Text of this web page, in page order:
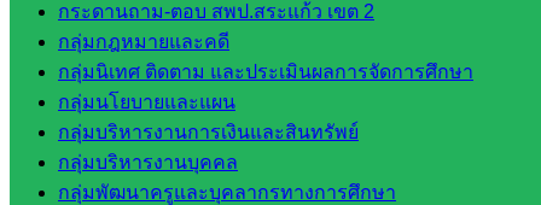
กระดานถาม-ตอบ สพป.สระแก้ว เขต 2
กลุ่มกฎหมายและคดี
กลุ่มนิเทศ ติดตาม และประเมินผลการจัดการศึกษา
กลุ่มนโยบายและแผน
กลุ่มบริหารงานการเงินและสินทรัพย์
กลุ่มบริหารงานบุคคล
กลุ่มพัฒนาครูและบุคลากรทางการศึกษา
หน่วยงาน
ในจังหวัด
สระแก้ว
จังหวัด